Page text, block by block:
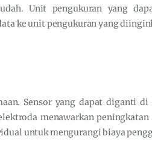
Unit pengukuran yang
ke unit pengukuran yang
Sensor yang dapat diganti di
menawarkan
untuk mengurangi biaya